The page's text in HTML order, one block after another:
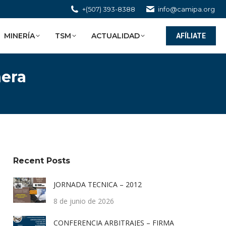
+(507) 393-8388 info@camipa.org
MINERÍA TSM ACTUALIDAD AFÍLIATE
Recent Posts
JORNADA TECNICA – 2012
8 de junio de 2026
CONFERENCIA ARBITRAJES – FIRMA